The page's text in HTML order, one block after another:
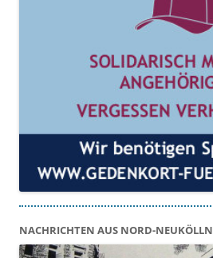
NACHRICHTEN AUS NORD-NEUKÖLLN